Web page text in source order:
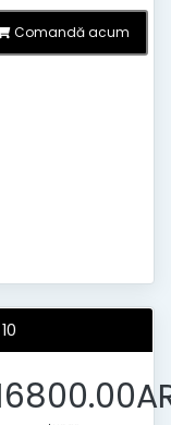
Comandă acum